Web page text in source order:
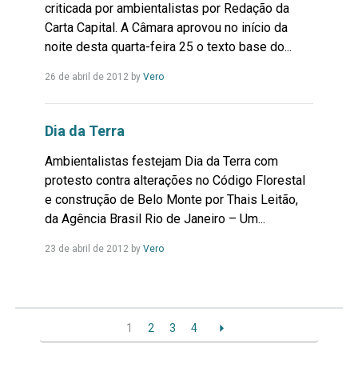
criticada por ambientalistas por Redação da
Carta Capital. A Câmara aprovou no início da
noite desta quarta-feira 25 o texto base do...
26 de abril de 2012by VeroLeia
Dia da Terra
Ambientalistas festejam Dia da Terra com
protesto contra alterações no Código Florestal
e construção de Belo Monte por Thais Leitão,
da Agência Brasil Rio de Janeiro – Um...
23 de abril de 2012by VeroLeia
1 2 3 4